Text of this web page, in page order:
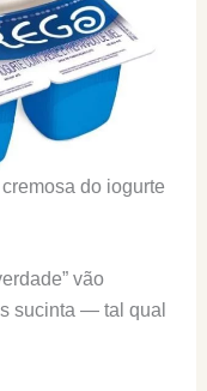
do iogurte
vão
sucinta — tal qual